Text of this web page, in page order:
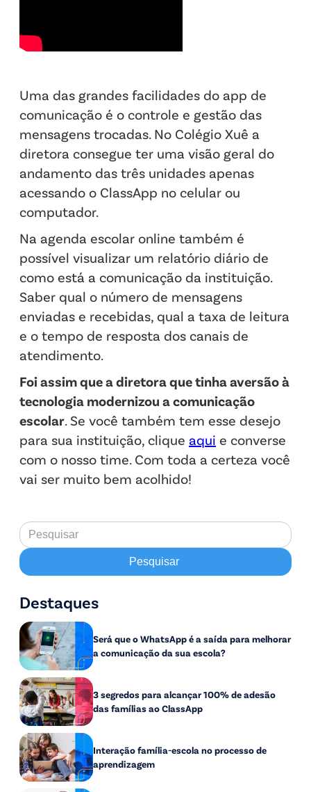
Uma das grandes facilidades do app de
comunicação é o controle e gestão das
mensagens trocadas. No Colégio Xuê a
diretora consegue ter uma visão geral do
andamento das três unidades apenas
acessando o ClassApp no celular ou
computador.
Na agenda escolar online também é
possível visualizar um relatório diário de
como está a comunicação da instituição.
Saber qual o número de mensagens
enviadas e recebidas, qual a taxa de leitura
e o tempo de resposta dos canais de
atendimento.
Foi assim que a diretora que tinha aversão à
tecnologia modernizou a comunicação
escolar. Se você também tem esse desejo
para sua instituição, clique aqui e converse
com o nosso time. Com toda a certeza você
vai ser muito bem acolhido!
Destaques
Será que o WhatsApp é a saída para melhorar
a comunicação da sua escola?
3 segredos para alcançar 100% de adesão
das famílias ao ClassApp
Interação família-escola no processo de
aprendizagem